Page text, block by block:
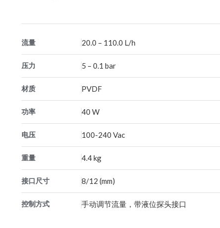
流量 20.0 – 110.0 L/h
压力 5 – 0.1 bar
材质 PVDF
功率 40 W
电压 100-240 Vac
重量 4.4 kg
接口尺寸 8/12 (mm)
控制方式 手动调节流量，带液位探头接口